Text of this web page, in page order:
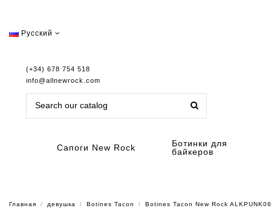
Русский
(+34) 678 754 518
info@allnewrock.com
Сапоги New Rock
Ботинки для
байкеров
Главная девушка Botines Tacon Botines Tacon New Rock